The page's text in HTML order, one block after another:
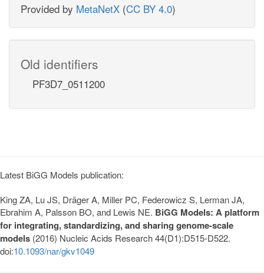
Provided by MetaNetX (CC BY 4.0)
Old identifiers
PF3D7_0511200
Latest BiGG Models publication:
King ZA, Lu JS, Dräger A, Miller PC, Federowicz S, Lerman JA,
Ebrahim A, Palsson BO, and Lewis NE. BiGG Models: A platform
for integrating, standardizing, and sharing genome-scale
models (2016) Nucleic Acids Research 44(D1):D515-D522.
doi:10.1093/nar/gkv1049